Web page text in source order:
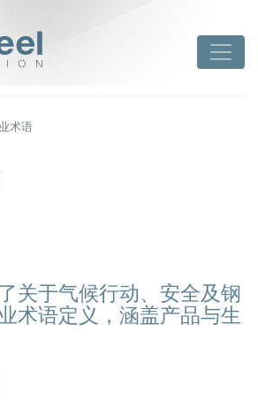
术语
关于气候行动、安全及钢
术语定义，涵盖产品与生